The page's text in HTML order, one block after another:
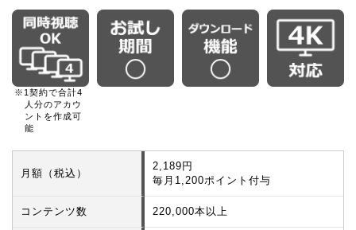
※1契約で合計4
人分のアカウ
ントを作成可
能
月額（税込）
2,189円
毎月1,200ポイント付与
コンテンツ数 220,000本以上